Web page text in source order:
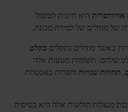
אדוורסרית היא חיונית לטיפול
של מודלים של למידת מכונה.
כאשר מודלים נתקלים בקלט
שלהם. תשומות מטעות אלה
, תחזיות שגויות והפרות באבטחת
מנצלות חולשות אלה היא בסיסית